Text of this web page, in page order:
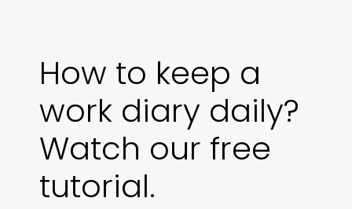
How to keep a
work diary daily?
Watch our free
tutorial.